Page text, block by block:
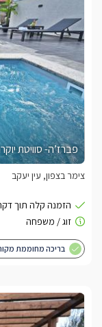
פברז’ה- סוויטת
צימר בצפון, עין יעקב
בריכה מחוממת